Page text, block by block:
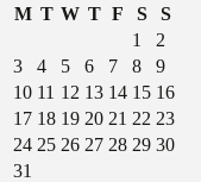
M T W T F S
S
1
2
3
4 5 6 7 8
9
10 11 12 13 14 15 16
17 18 19 20 21 22 23
24 25 26 27 28 29 30
31